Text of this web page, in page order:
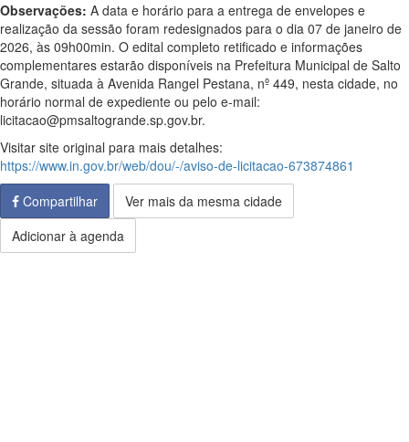
Observações: A data e horário para a entrega de envelopes e
realização da sessão foram redesignados para o dia 07 de janeiro de
2026, às 09h00min. O edital completo retificado e informações
complementares estarão disponíveis na Prefeitura Municipal de Salto
Grande, situada à Avenida Rangel Pestana, nº 449, nesta cidade, no
horário normal de expediente ou pelo e-mail:
licitacao@pmsaltogrande.sp.gov.br.
Visitar site original para mais detalhes:
https://www.in.gov.br/web/dou/-/aviso-de-licitacao-673874861
Compartilhar
Ver mais da mesma cidade
Adicionar à agenda